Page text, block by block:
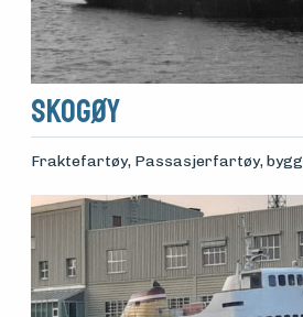
Skogøy
Fraktefartøy, Passasjerfartøy,